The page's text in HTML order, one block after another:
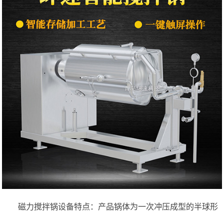
磁力搅拌锅设备特点：产品锅体为一次冲压成型的半球形